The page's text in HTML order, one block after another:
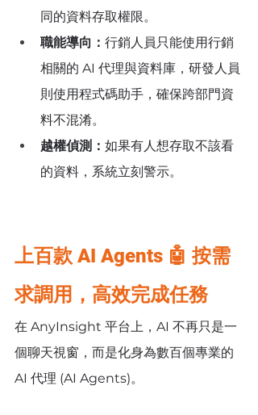
同的資料存取權限。
職能導向： 行銷人員只能使用行銷
相關的 AI 代理與資料庫，研發人員
則使用程式碼助手，確保跨部門資
料不混淆。
越權偵測： 如果有人想存取不該看
的資料，系統立刻警示。
上百款 AI Agents 🤖 按需
求調用，高效完成任務
在 AnyInsight 平台上，AI 不再只是一
個聊天視窗，而是化身為數百個專業的
AI 代理 (AI Agents)。